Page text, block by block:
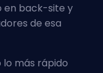
en back-site y
de esa
más rápido